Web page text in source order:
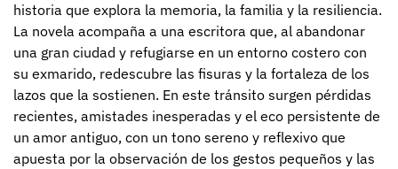
historia que explora la memoria, la familia y la resiliencia.
La novela acompaña a una escritora que, al abandonar
una gran ciudad y refugiarse en un entorno costero con
su exmarido, redescubre las fisuras y la fortaleza de los
lazos que la sostienen. En este tránsito surgen pérdidas
recientes, amistades inesperadas y el eco persistente de
un amor antiguo, con un tono sereno y reflexivo que
apuesta por la observación de los gestos pequeños y las